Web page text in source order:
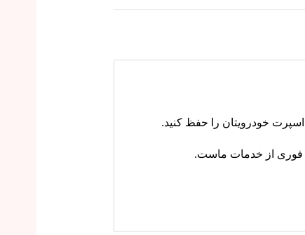
فوری از خدمات ماست.